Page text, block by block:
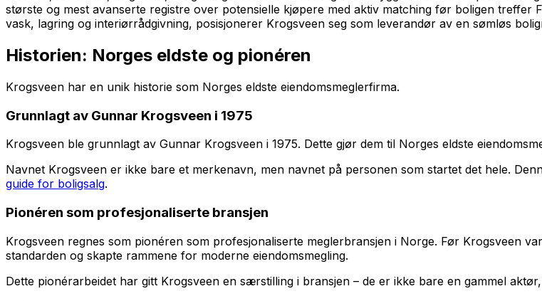
største og mest avanserte registre over potensielle kjøpere med aktiv matching før boligen
vask, lagring og interiørrådgivning, posisjonerer Krogsveen seg som leverandør av en sømløs
Historien: Norges eldste og pionéren
Krogsveen har en unik historie som Norges eldste eiendomsmeglerfirma.
Grunnlagt av Gunnar Krogsveen i 1975
Krogsveen ble grunnlagt av Gunnar Krogsveen i 1975. Dette gjør dem til Norges eldste
Navnet Krogsveen er ikke bare et merkenavn, men navnet på personen som startet det hele.
guide for boligsalg.
Pionéren som profesjonaliserte bransjen
Krogsveen regnes som pionéren som profesjonaliserte meglerbransjen i Norge. Før Krogsveen
standarden og skapte rammene for moderne eiendomsmegling.
Dette pionérarbeidet har gitt Krogsveen en særstilling i bransjen – de er ikke bare en gammel